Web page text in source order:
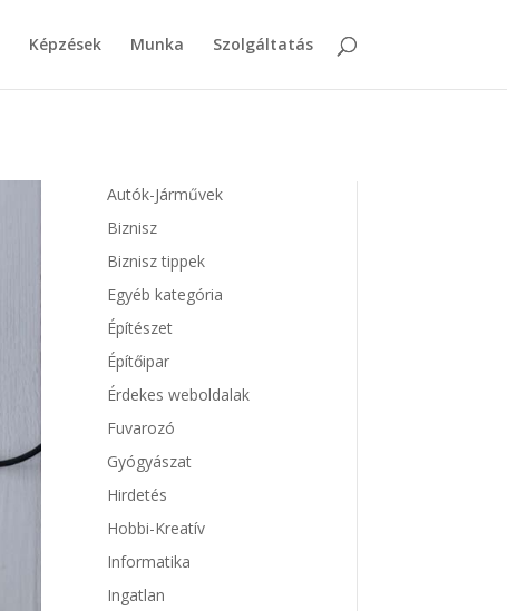
Képzések Munka Szolgáltatás
Autók-Járművek
Biznisz
Biznisz tippek
Egyéb kategória
Építészet
Építőipar
Érdekes weboldalak
Fuvarozó
Gyógyászat
Hirdetés
Hobbi-Kreatív
Informatika
Ingatlan